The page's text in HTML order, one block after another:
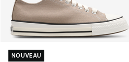
NOUVEAU
NOUVEAU